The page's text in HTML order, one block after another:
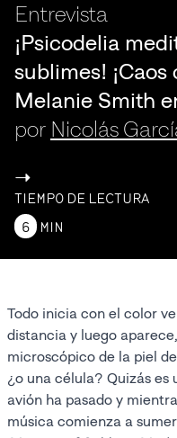
Entrevista
¡Psicodelia
sublimes!
Melanie Smith
por Nicolás
->
TIEMPO DE LECTURA
6
MIN
Todo inicia con el color
distancia y luego
microscópico de la piel
¿o una célula? Quizás es
avión ha pasado y
música comienza a